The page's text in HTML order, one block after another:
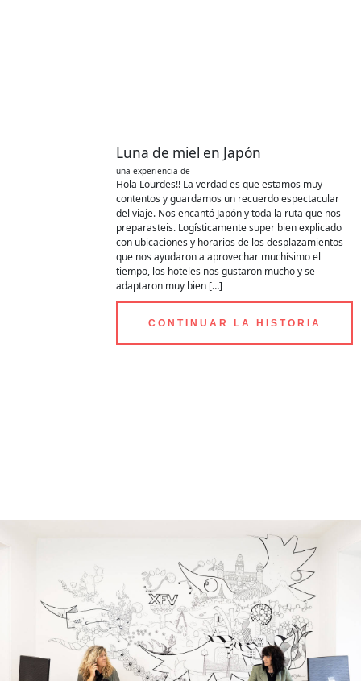
Luna de miel en Japón
una experiencia de
Hola Lourdes!! La verdad es que estamos muy
contentos y guardamos un recuerdo espectacular
del viaje. Nos encantó Japón y toda la ruta que nos
preparasteis. Logísticamente super bien explicado
con ubicaciones y horarios de los desplazamientos
que nos ayudaron a aprovechar muchísimo el
tiempo, los hoteles nos gustaron mucho y se
adaptaron muy bien […]
CONTINUAR LA HISTORIA